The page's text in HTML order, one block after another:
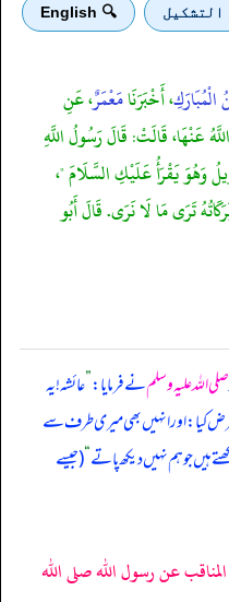
التشكيل 🔍 English
الْمُبَارَكِ، أَخْبَرَنَامَعْمَرٌ، عَنِ
عَنْهَا، قَالَتْ: قَالَ رَسُولُ اللَّهِ
وَهُوَ يَقْرَأُ عَلَيْكِ السَّلَامَ "،
تَرَى مَا لَا نَرَى. قَالَ أَبُو
صلی اللہ علیہ وسلمنے فرمایا:”عائشہ! یہ
کیا: اور انہیں بھی میری طرف سے
ہیں جو ہم نہیں دیکھ پاتے“(جیسے
عن رسول الله صلى الله